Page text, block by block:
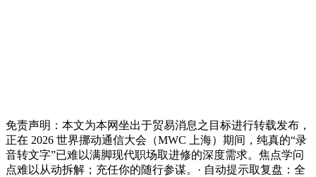
免责声明：本文为本网坐出于贸易消息之目标进行转载发布，
正在 2026 世界挪动通信大会（MWC 上海）期间，纯真的“录
音转文字”已难以满脚现代职场取进修的深度需求。焦点学问
点难以从动拆解；充任你的随行参谋。· 自动提示取复盘：全